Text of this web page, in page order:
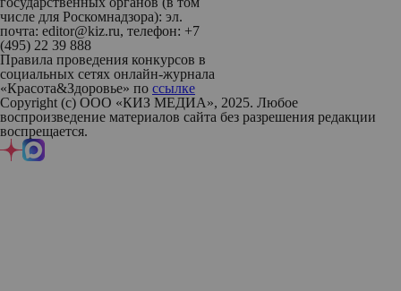
числе для Роскомнадзора): эл.
почта: editor@kiz.ru, телефон: +7
(495) 22 39 888
Правила проведения конкурсов в
социальных сетях онлайн-журнала
«Красота&Здоровье» по ссылке
Copyright (с) ООО «КИЗ МЕДИА», 2025. Любое
воспроизведение материалов сайта без разрешения редакции
воспрещается.